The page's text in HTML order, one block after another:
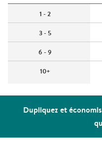
Dupliquez et
1 - 2
3 - 5
6 - 9
10+